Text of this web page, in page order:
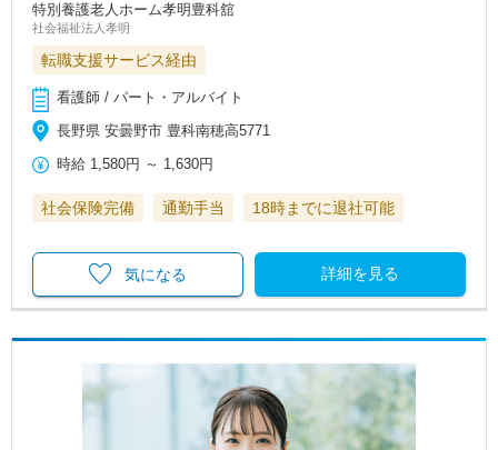
特別養護老人ホーム孝明豊科舘
社会福祉法人孝明
転職支援サービス経由
看護師 / パート・アルバイト
長野県 安曇野市 豊科南穂高5771
時給 1,580円 ～ 1,630円
社会保険完備 通勤手当 18時までに退社可能
詳細を見る
気になる